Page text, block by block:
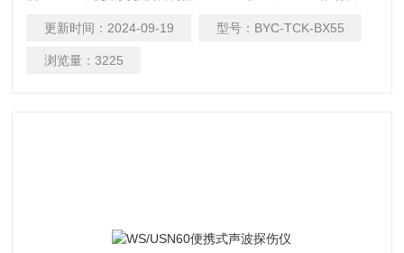
更新时间： 2024-09-19 型号： BYC-TCK-BX55
浏览量： 3225